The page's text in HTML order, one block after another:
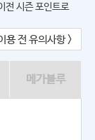
전 시즌 포인트로
용 전 유의사항 >
메가블루